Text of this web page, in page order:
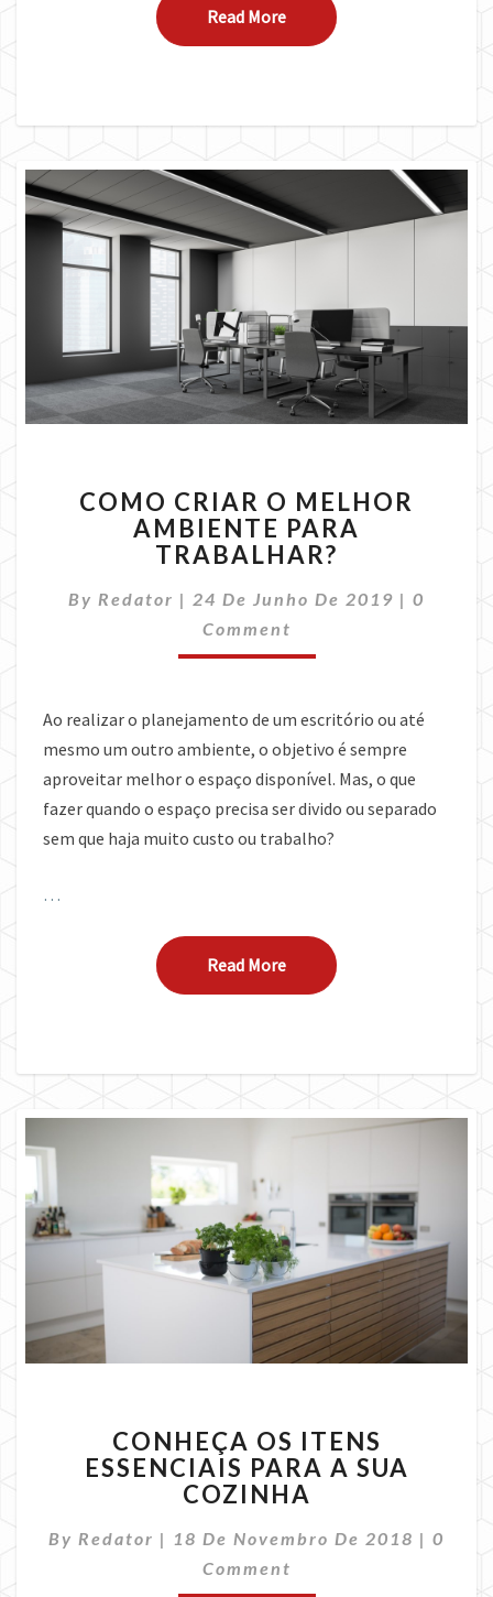
Read MoreRead More
CRIAR
O
MELHOR
PARA
TRABALHAR?
COMO CRIAR O MELHOR
AMBIENTE PARA
TRABALHAR?
By Redator | 24 De Junho De 2019 | 0
Comment
Ao realizar o planejamento de um escritório ou até
mesmo um outro ambiente, o objetivo é sempre
aproveitar melhor o espaço disponível. Mas, o que
fazer quando o espaço precisa ser divido ou separado
sem que haja muito custo ou trabalho?
…
Read MoreRead More
OS
ITENS
ESSENCIAIS
A
SUA
CONHEÇA OS ITENS
ESSENCIAIS PARA A SUA
COZINHA
By Redator | 18 De Novembro De 2018 | 0
Comment